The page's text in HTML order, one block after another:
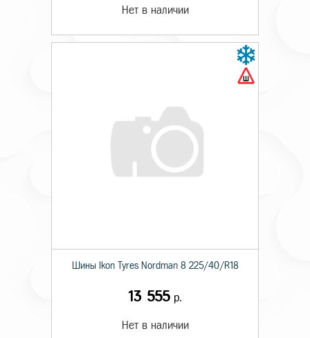
Нет в наличии
Шины Ikon Tyres Nordman 8 225/40/R18
13 555 р.
Нет в наличии